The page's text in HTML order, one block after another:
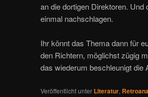
an die dortigen Direktoren. Und
einmal nachschlagen.
Ihr könnt das Thema dann für
den Richtern, möglichst zügig
das wiederum beschleunigt
Veröffentlicht unter Literatur,